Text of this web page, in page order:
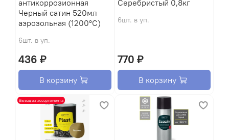
антикоррозионная
Черный сатин 520мл
аэрозольная (1200°С)
6шт. в уп.
436 ₽
В корзину
Серебристый 0,8кг
6шт. в уп.
770 ₽
В корзину
Вывод из ассортимента